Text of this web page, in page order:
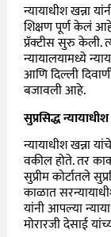
न्यायाधीश खन्ना
शिक्षण पूर्ण केलं
प्रॅक्टीस सुरु केली.
न्यायालयामध्ये
आणि दिल्ली
बजावली आहे.
सुप्रसिद्ध
न्यायाधीश खन्ना
वकील होते. तर
सुप्रीम कोर्टातले
काळात
यांनी आपल्या
मोरारजी देसाई